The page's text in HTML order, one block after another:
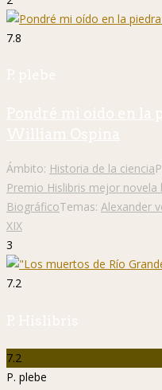
7.8
P. plebe
Pondré mi oído en la
William Ospina
Ámbito: Historia de la ciencia
Premio Hislibris mejor
BiográficoTemas: Alexander
XIX
3
7.2
P. Hislibris
7.2
P. plebe